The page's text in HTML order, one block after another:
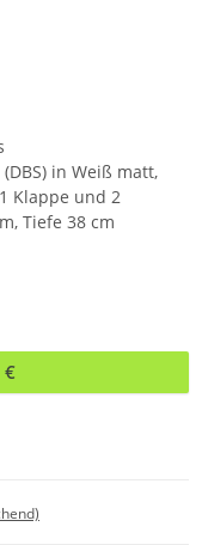
in Weiß matt,
Klappe und 2
Tiefe 38 cm
€